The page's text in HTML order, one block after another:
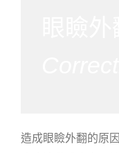
造成眼瞼外翻的原